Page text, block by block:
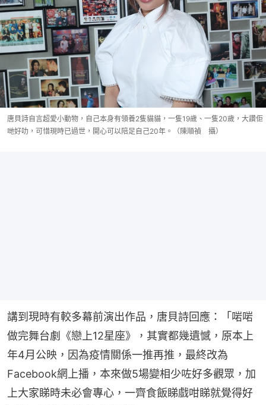
唐貝詩自言超愛小動物，自己本身有領養2隻貓貓，一隻19歲、一隻20歲，大讚佢
哋好叻，可惜現時已過世，開心可以陪足自己20年。（陳順禎 攝）
講到現時有較多幕前演出作品，唐貝詩回應：「啱啱
做完舞台劇《戀上12星座》，其實都幾遺憾，原本上
年4月公映，因為疫情關係一推再推，最終改為
Facebook網上播，本來做5場變相少咗好多觀眾，加
上大家睇時未必會專心，一齊食飯睇戲咁睇就覺得好